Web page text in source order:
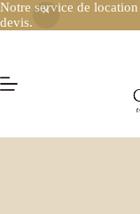
Notre service de
devis.